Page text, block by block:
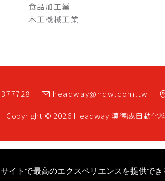
食品加工業
木工機械工業
headway@hdw.com.tw
Copyright © 2026 Headway 漢德威自動化
イトで最高のエクスペリエンスを提供でき